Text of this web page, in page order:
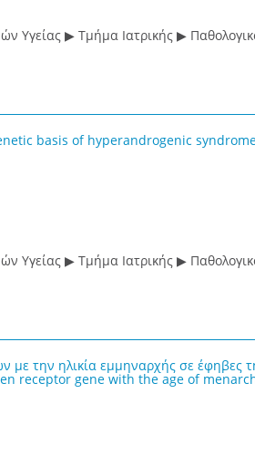
Υγείας ▶ Τμήμα Ιατρικής ▶
basis of hyperandrogenic
Υγείας ▶ Τμήμα Ιατρικής ▶
με την ηλικία εμμηναρχής σε έφηβες
receptor gene with the age of